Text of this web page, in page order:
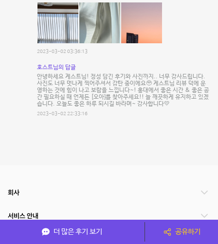
2023-03-02 03:36:13
호스트님의 답글
안녕하세요 게스트님! 정성 담긴 후기와 사진까지.. 너무 감사드립니다.
사진도 너무 멋나게 찍어주셔서 감탄 중이에요🥹 게스트님 리뷰 덕에 운
영하는 것에 힘이 나고 보람을 느낍니다~! 홍대에서 좋은 시간 & 좋은 공
간 필요하실 때 언제든 [오아]를 찾아주세요!! 늘 깨끗하게 유지하고 있겠
습니다. 오늘도 좋은 하루 되시길 바라며~ 감사합니다💛
2023-03-02 22:33:16
더 많은 후기 보기 공유하기
회사
서비스 안내